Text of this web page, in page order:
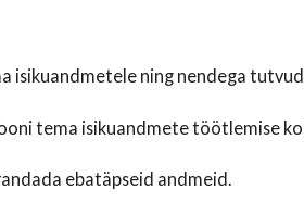
isikuandmetele ning nendega
tema isikuandmete töötlemise
ebatäpseid andmeid.